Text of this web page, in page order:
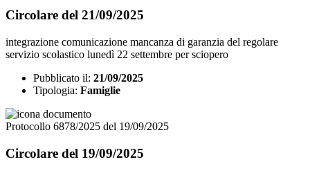
Circolare del 21/09/2025
integrazione comunicazione mancanza di garanzia del regolare
servizio scolastico lunedì 22 settembre per sciopero
Pubblicato il: 21/09/2025
Tipologia: Famiglie
Protocollo 6878/2025 del 19/09/2025
Circolare del 19/09/2025